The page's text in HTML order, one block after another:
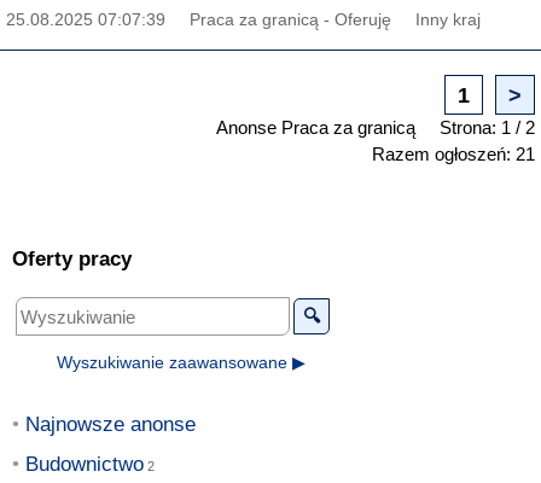
25.08.2025 07:07:39 Praca za granicą - Oferuję Inny kraj
1 >
Anonse Praca za granicą
Strona: 1 / 2
Razem ogłoszeń: 21
Oferty pracy
🔍
Wyszukiwanie zaawansowane ▶
Najnowsze anonse
Budownictwo